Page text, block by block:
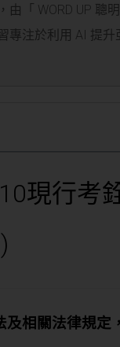
由「 WORD UP 聰
專注於利用 AI 提升
現行考
)
及相關法律規定